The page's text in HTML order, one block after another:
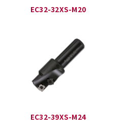
EC32-32XS-M20
EC32-39XS-M24